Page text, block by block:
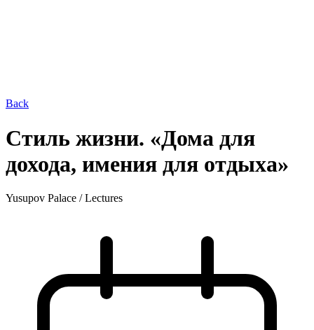
Back
Стиль жизни. «Дома для
дохода, имения для отдыха»
Yusupov Palace /Lectures